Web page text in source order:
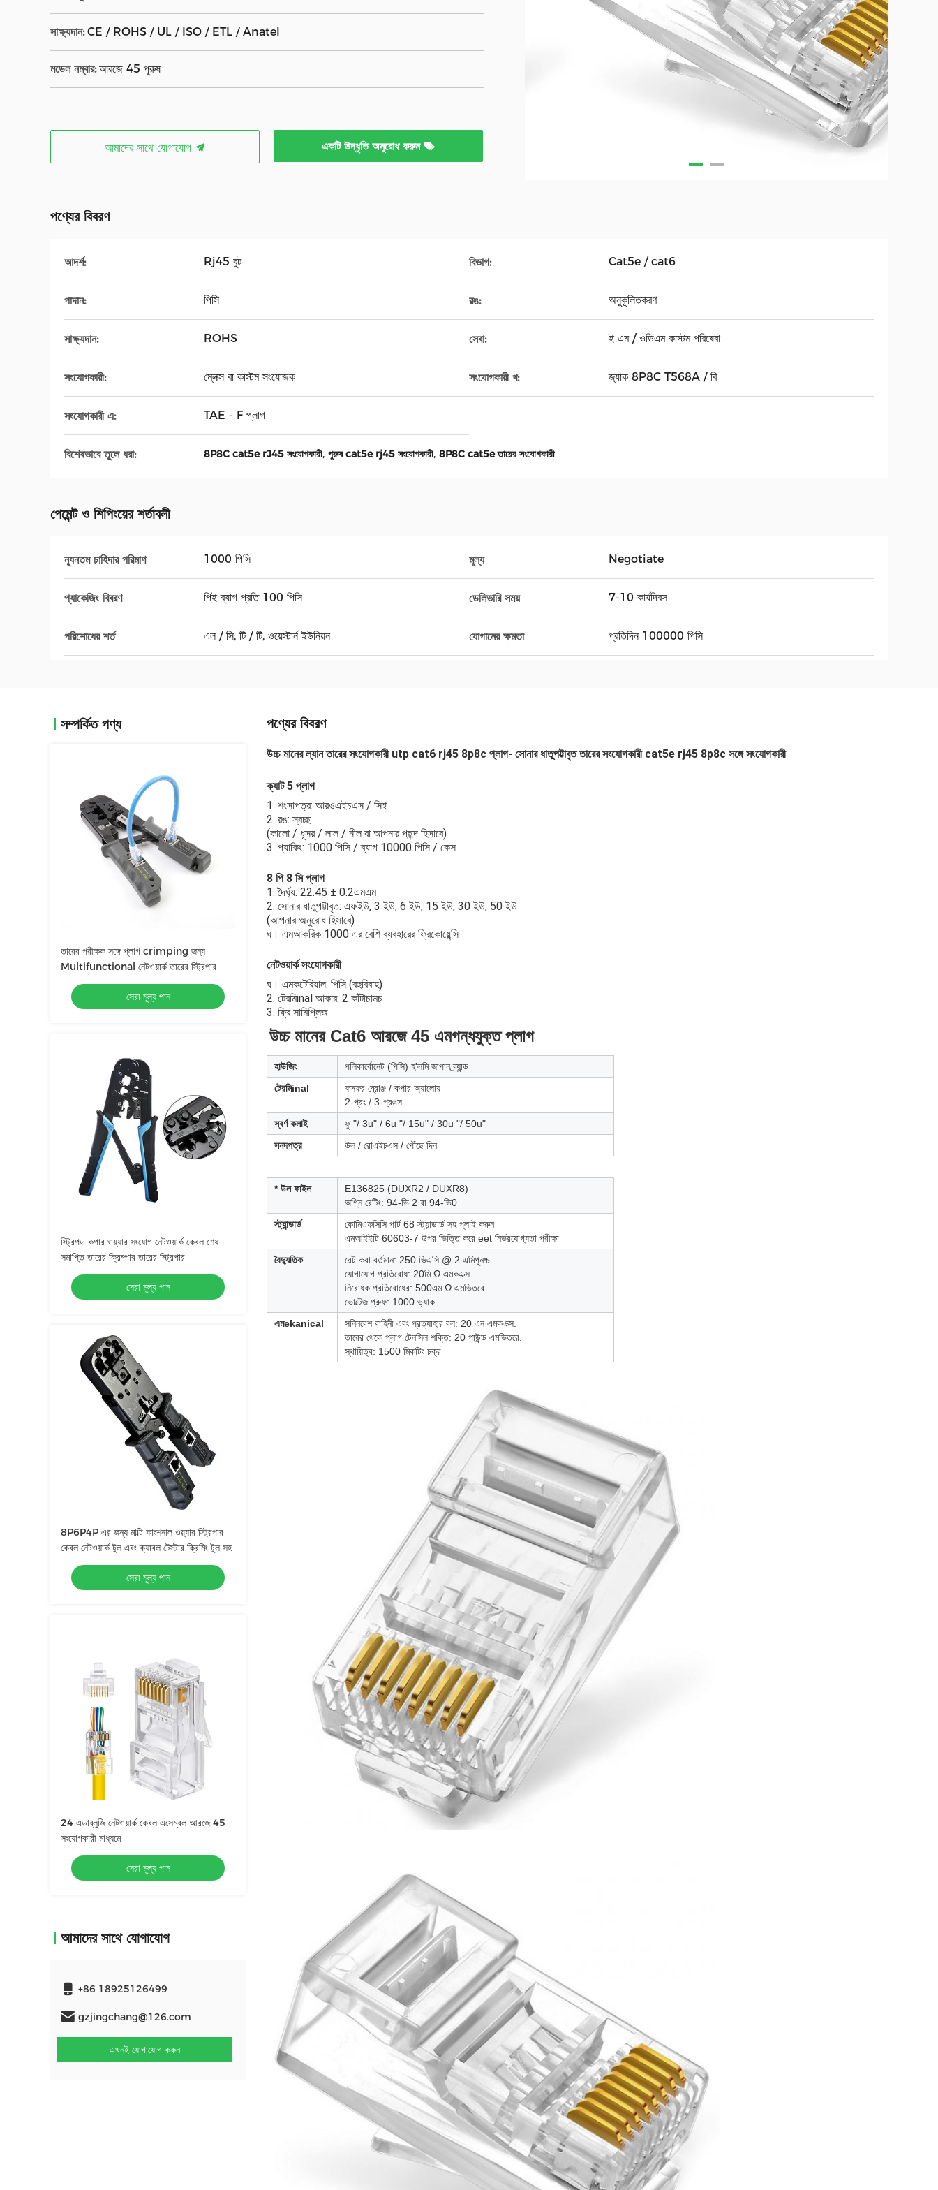
সাক্ষ্যদান: CE / ROHS / UL / ISO / ETL / Anatel
মডেল নম্বার: আরজে 45 পুরুষ
আমাদের সাথে যোগাযোগ একটি উদ্ধৃতি অনুরোধ করুন
পণ্যের বিবরণ
আদর্শ: Rj45 বুট বিভাগ: Cat5e / cat6
পাদান: পিসি রঙ: অনুকূলিতকরণ
সাক্ষ্যদান: ROHS সেবা: ই এম / ওডিএম কাস্টম পরিষেবা
সংযোগকারী: ম্লেক্স বা কাস্টম সংযোজক সংযোগকারী খ: জ্যাক 8P8C T568A / বি
সংযোগকারী এ: TAE - F প্লাগ
বিশেষভাবে তুলে ধরা: 8P8C cat5e rJ45 সংযোগকারী, পুরুষ cat5e rj45 সংযোগকারী, 8P8C cat5e তারের সংযোগকারী
পেমেন্ট ও শিপিংয়ের শর্তাবলী
ন্যূনতম চাহিদার পরিমাণ 1000 পিসি মূল্য Negotiate
প্যাকেজিং বিবরণ পিই ব্যাগ প্রতি 100 পিসি ডেলিভারি সময় 7-10 কার্যদিবস
পরিশোধের শর্ত এল / সি, টি / টি, ওয়েস্টার্ন ইউনিয়ন যোগানের ক্ষমতা প্রতিদিন 100000 পিসি
সম্পর্কিত পণ্য
তারের পরীক্ষক সঙ্গে প্লাগ crimping জন্য
Multifunctional নেটওয়ার্ক তারের স্ট্রিপার
সেরা মূল্য পান
স্ট্রিপড কপার ওয়্যার সংযোগ নেটওয়ার্ক কেবল শেষ
সমাপ্তি তারের ক্রিম্পার তারের স্ট্রিপার
সেরা মূল্য পান
8P6P4P এর জন্য মাল্টি ফাংশনাল ওয়্যার স্ট্রিপার
কেবল নেটওয়ার্ক টুল এবং ক্যাবল টেস্টার ক্রিমিং টুল সহ
সেরা মূল্য পান
24 এডাব্লুজি নেটওয়ার্ক কেবল এসেম্বল আরজে 45
সংযোগকারী মাধ্যমে
সেরা মূল্য পান
আমাদের সাথে যোগাযোগ
+86 18925126499
gzjingchang@126.com
এখনই যোগাযোগ করুন
পণ্যের বিবরণ
উচ্চ মানের ল্যান তারের সংযোগকারী utp cat6 rj45 8p8c প্লাগ- সোনার ধাতুপট্টাবৃত তারের সংযোগকারী cat5e rj45 8p8c সঙ্গে সংযোগকারী
ক্যাট 5 প্লাগ
1. শংসাপত্র: আরওএইচএস / সিই
2. রঙ: স্বচ্ছ
(কালো / ধূসর / লাল / নীল বা আপনার পছন্দ হিসাবে)
3. প্যাকিং: 1000 পিসি / ব্যাগ 10000 পিসি / কেস
8 পি 8 সি প্লাগ
1. দৈর্ঘ্য: 22.45 ± 0.2এমএম
2. সোনার ধাতুপট্টাবৃত: এফইউ, 3 ইউ, 6 ইউ, 15 ইউ, 30 ইউ, 50 ইউ
(আপনার অনুরোধ হিসাবে)
ঘ। এমআকরিক 1000 এর বেশি ব্যবহারের ফ্রিকোয়েন্সি
নেটওয়ার্ক সংযোগকারী
ঘ। এমকটেরিয়াল: পিসি (বহুবিবাহ)
2. টেরমিinal আকার: 2 কাঁটাচামচ
3. ফ্রি সামিপ্লিজ
উচ্চ মানের Cat6 আরজে 45 এমগন্ধযুক্ত প্লাগ
হাউজিং পলিকার্বোনেট (পিসি) হ'লমিজাপান ব্র্যান্ড
টেরমিinal
ফসফর ব্রোঞ্জ / কপার অ্যালোয়
2-প্রং / 3-প্রঙস
স্বর্ণ কলাই
ফু "/ 3u" / 6u "/ 15u" / 30u "/ 50u"
সনদপত্র
উল / রোএইচএস / পৌঁছে দিন
* উল ফাইল
E136825 (DUXR2 / DUXR8)
অগ্নি রেটিং: 94-ভি 2 বা 94-ভি0
স্ট্যান্ডার্ড
কোমিএফসিসি পার্ট 68 স্ট্যান্ডার্ড সহ প্লাই করুন
এমআইইটি 60603-7 উপর ভিত্তি করে eet নির্ভরযোগ্যতা পরীক্ষা
বৈদ্যুতিক
রেট করা বর্তমান: 250 ভিএসি @ 2 এমিপুনশ্চ
যোগাযোগ প্রতিরোধ: 20মিΩ এমকএক্স.
নিরোধক প্রতিরোধের: 500এমΩ এমভিতরে.
ভোল্টেজ প্রুফ: 1000 ভ্যাক
এমekanical সন্নিবেশ বাহিনী এবং প্রত্যাহার বল: 20 এনএমকএক্স.
তারের থেকে প্লাগ টেনসিল শক্তি: 20 পাউন্ড এমভিতরে.
স্থায়িত্ব: 1500 মিকটিং চক্র